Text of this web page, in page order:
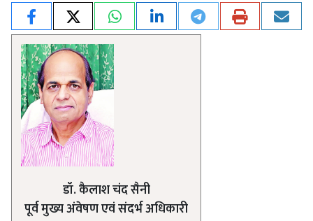
डॉ. कैलाश चंद सैनी
पूर्व मुख्य अंवेषण एवं संदर्भ अधिकारी